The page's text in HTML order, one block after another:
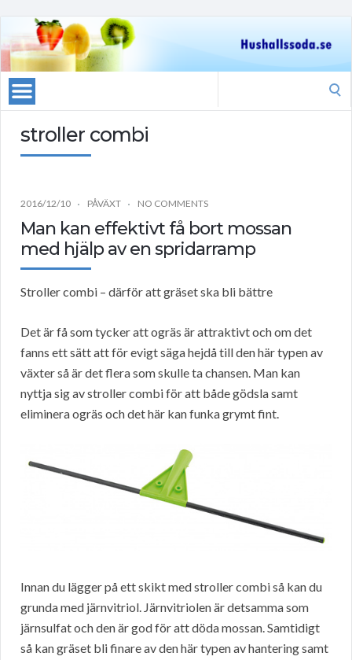
stroller combi
2016/12/10 PÅVÄXT NO COMMENTS
Man kan effektivt få bort mossan
med hjälp av en spridarramp
Stroller combi – därför att gräset ska bli bättre
Det är få som tycker att ogräs är attraktivt och om det
fanns ett sätt att för evigt säga hejdå till den här typen av
växter så är det flera som skulle ta chansen. Man kan
nyttja sig av stroller combi för att både gödsla samt
eliminera ogräs och det här kan funka grymt fint.
Innan du lägger på ett skikt med stroller combi så kan du
grunda med järnvitriol. Järnvitriolen är detsamma som
järnsulfat och den är god för att döda mossan. Samtidigt
så kan gräset bli finare av den här typen av hantering samt